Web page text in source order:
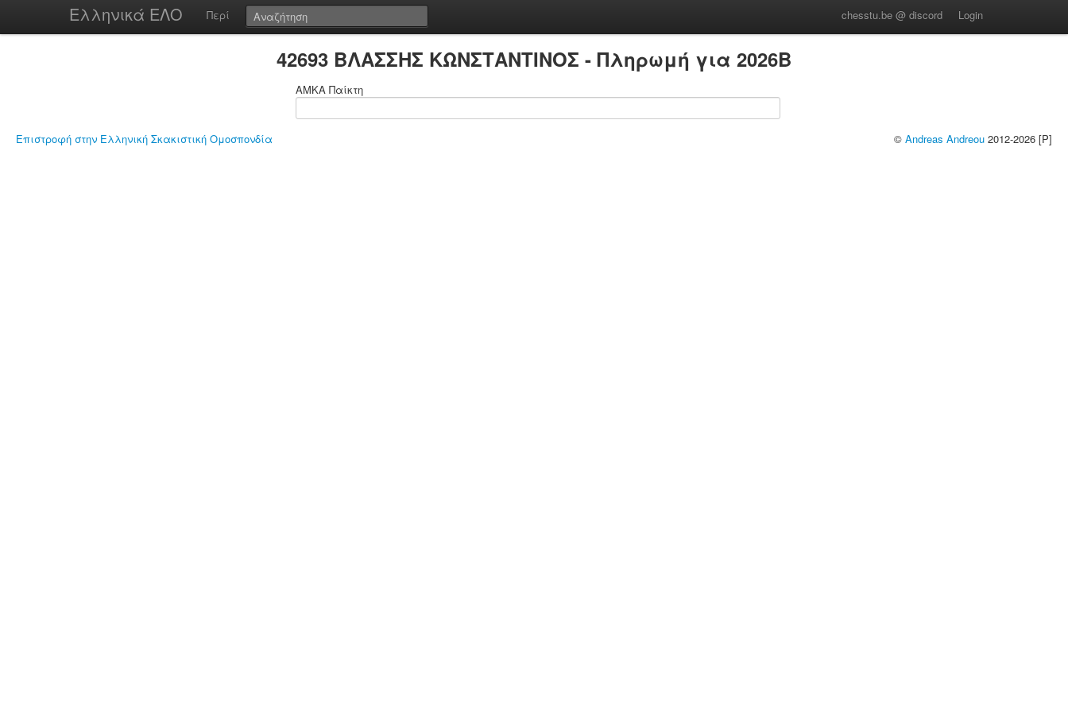
Ελληνικά ΕΛΟ Περί chesstu.be @ discord Login
42693 ΒΛΑΣΣΗΣ ΚΩΝΣΤΑΝΤΙΝΟΣ - Πληρωμή για 2026B
ΑΜΚΑ Παίκτη
Επιστροφή στην Ελληνική Σκακιστική Ομοσπονδία © Andreas Andreou 2012-2026 [P]